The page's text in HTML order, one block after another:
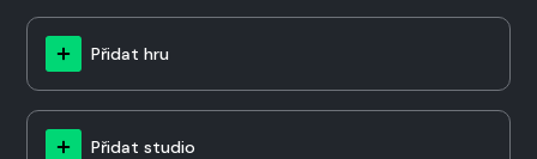
Přidat hru
Přidat studio